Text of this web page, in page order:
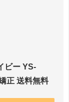
ビー YS-
正 送料無料